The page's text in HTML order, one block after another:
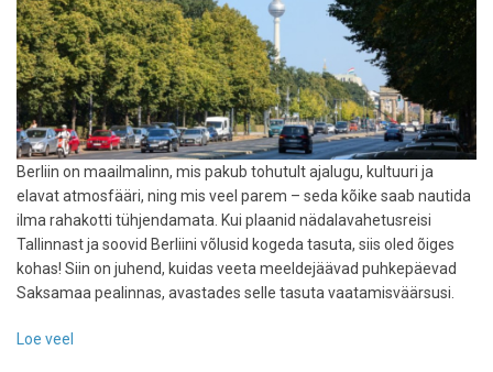
Berliin on maailmalinn, mis pakub tohutult ajalugu, kultuuri ja
elavat atmosfääri, ning mis veel parem – seda kõike saab nautida
ilma rahakotti tühjendamata. Kui plaanid nädalavahetusreisi
Tallinnast ja soovid Berliini võlusid kogeda tasuta, siis oled õiges
kohas! Siin on juhend, kuidas veeta meeldejäävad puhkepäevad
Saksamaa pealinnas, avastades selle tasuta vaatamisväärsusi.
Loe veel